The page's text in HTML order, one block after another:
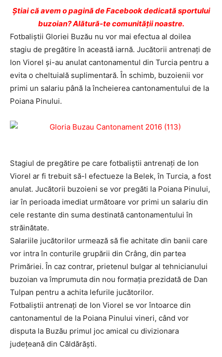
Ştiai că avem o pagină de Facebook dedicată sportului
buzoian? Alătură-te comunității noastre.
Fotbaliştii Gloriei Buzău nu vor mai efectua al doilea
stagiu de pregătire în această iarnă. Jucătorii antrenaţi de
Ion Viorel şi-au anulat cantonamentul din Turcia pentru a
evita o cheltuială suplimentară. În schimb, buzoienii vor
primi un salariu până la încheierea cantonamentului de la
Poiana Pinului.
Stagiul de pregătire pe care fotbaliştii antrenaţi de Ion
Viorel ar fi trebuit să-l efectueze la Belek, în Turcia, a fost
anulat. Jucătorii buzoieni se vor pregăti la Poiana Pinului,
iar în perioada imediat următoare vor primi un salariu din
cele restante din suma destinată cantonamentului în
străinătate.
Salariile jucătorilor urmează să fie achitate din banii care
vor intra în conturile grupării din Crâng, din partea
Primăriei. În caz contrar, prietenul bulgar al tehnicianului
buzoian va împrumuta din nou formaţia prezidată de Dan
Tulpan pentru a achita lefurile jucătorilor.
Fotbaliştii antrenaţi de Ion Viorel se vor întoarce din
cantonamentul de la Poiana Pinului vineri, când vor
disputa la Buzău primul joc amical cu divizionara
judeţeană din Căldărăşti.